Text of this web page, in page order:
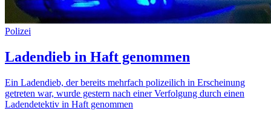
Polizei
Ladendieb in Haft genommen
Ein Ladendieb, der bereits mehrfach polizeilich in Erscheinung
getreten war, wurde gestern nach einer Verfolgung durch einen
Ladendetektiv in Haft genommen